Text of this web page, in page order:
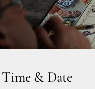
Time & Date